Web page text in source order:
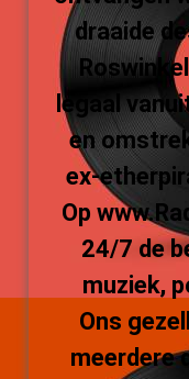
draaide
legaal
en
ex-
Op
24/7 de
muziek,
Ons
meerdere